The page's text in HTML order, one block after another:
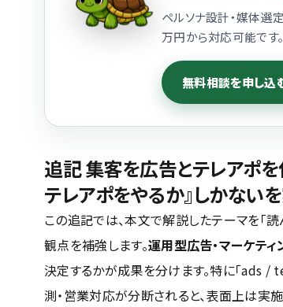
ペルソナ設計・媒体選
万円から対応可能です。
無料相談を申し込
追記集客を広告とテレアポを
テレアポをやるか』しかない
この追記では、本文で解説したテーマを「
観点を補強します。運用型広告・マーケティ
決定するかが成果を分けます。特に「ads
測・営業対応が分断されると、表面上は実